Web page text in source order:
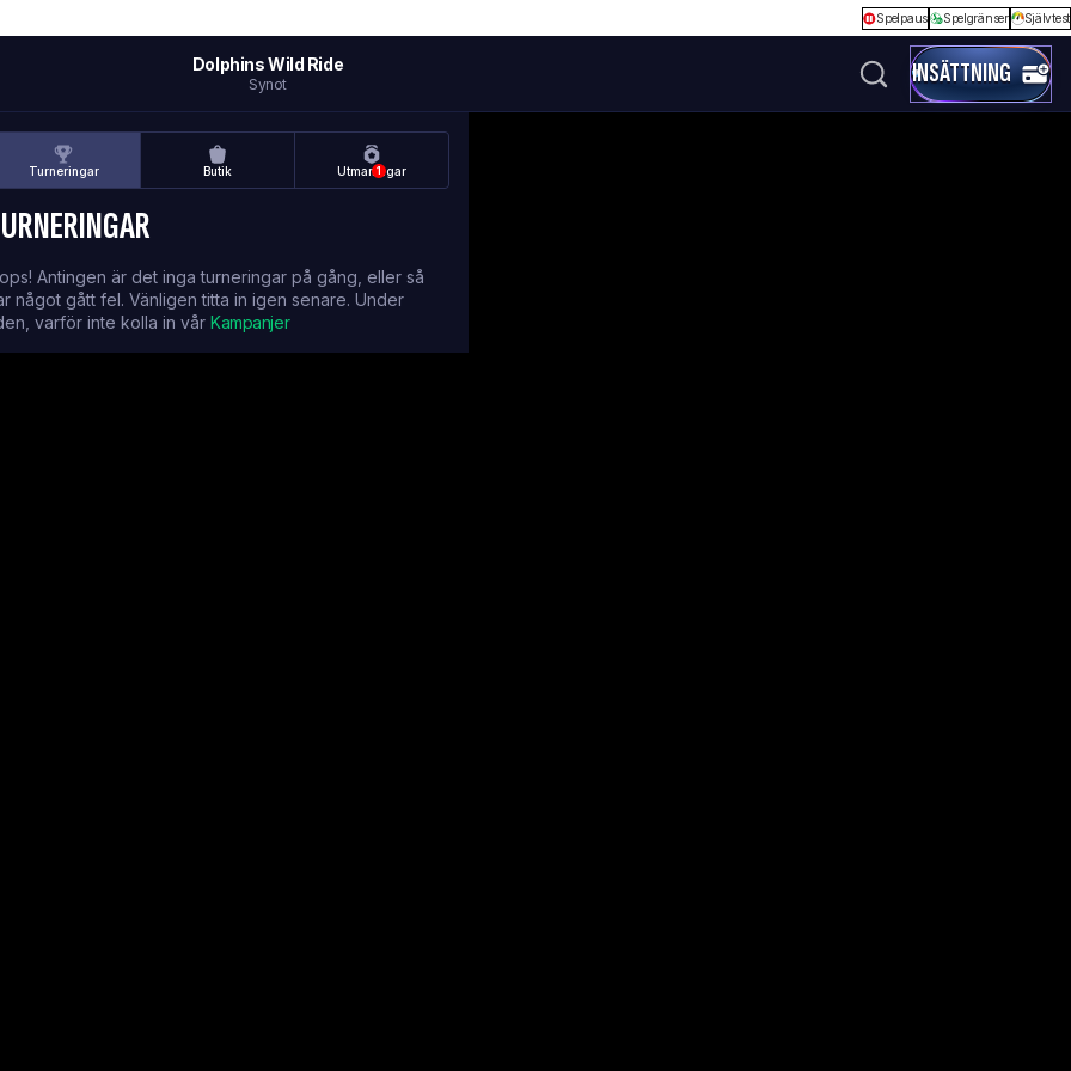
Spelpaus Spelgränser Självtest
Dolphins Wild Ride
Synot INSÄTTNING
Turneringar Butik 1
Utmaningar
Antingen är det inga turneringar på gång, eller så
något gått fel. Vänligen titta in igen senare. Under
varför inte kolla in vår Kampanjer